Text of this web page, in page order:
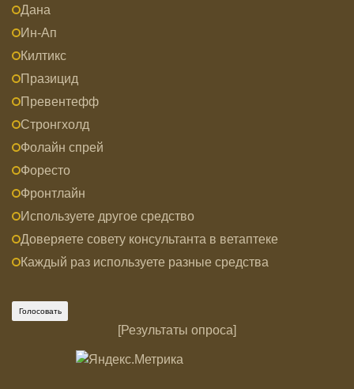
Дана
Ин-Ап
Килтикс
Празицид
Превентефф
Стронгхолд
Фолайн спрей
Форесто
Фронтлайн
Используете другое средство
Доверяете совету консультанта в ветаптеке
Каждый раз используете разные средства
[Результаты опроса]